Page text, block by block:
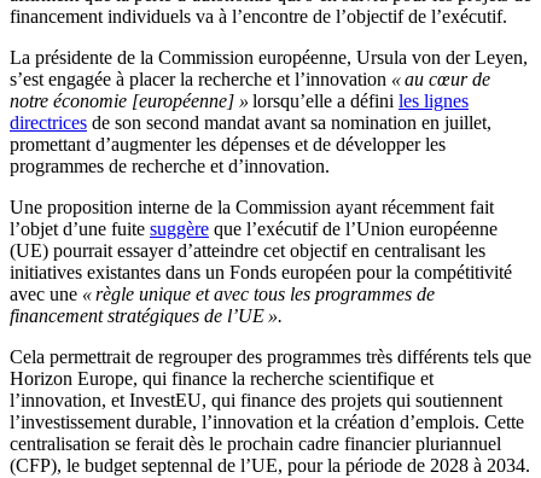
financement individuels va à l’encontre de l’objectif de l’exécutif.
La présidente de la Commission européenne, Ursula von der Leyen,
s’est engagée à placer la recherche et l’innovation « au cœur de
notre économie [européenne] » lorsqu’elle a défini les lignes
directrices de son second mandat avant sa nomination en juillet,
promettant d’augmenter les dépenses et de développer les
programmes de recherche et d’innovation.
Une proposition interne de la Commission ayant récemment fait
l’objet d’une fuite suggère que l’exécutif de l’Union européenne
(UE) pourrait essayer d’atteindre cet objectif en centralisant les
initiatives existantes dans un Fonds européen pour la compétitivité
avec une « règle unique et avec tous les programmes de
financement stratégiques de l’UE ».
Cela permettrait de regrouper des programmes très différents tels que
Horizon Europe, qui finance la recherche scientifique et
l’innovation, et InvestEU, qui finance des projets qui soutiennent
l’investissement durable, l’innovation et la création d’emplois. Cette
centralisation se ferait dès le prochain cadre financier pluriannuel
(CFP), le budget septennal de l’UE, pour la période de 2028 à 2034.